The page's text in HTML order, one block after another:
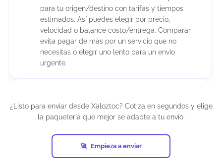
para tu origen/destino con tarifas y tiempos
estimados. Así puedes elegir por precio,
velocidad o balance costo/entrega. Comparar
evita pagar de más por un servicio que no
necesitas o elegir uno lento para un envío
urgente.
generar la guía?
Depende del estatus del envío y de la política de
la paquetería. Si el paquete aún no ha sido
recolectado o ingresado a la red, suele haber
más posibilidades.
¿Listo para enviar desde Xaloztoc? Cotiza en segundos y elige
la paquetería que mejor se adapte a tu envío.
Empieza a enviar